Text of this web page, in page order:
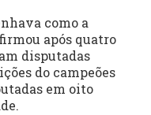
como a
após quatro
disputadas
do campeões
em oito